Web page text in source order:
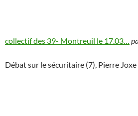
collectif des 39- Montreuil le 17.03…
Débat sur le sécuritaire (7), Pierre Joxe